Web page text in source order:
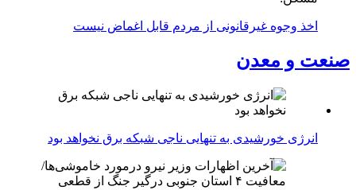
اخذ وجوه غیرقانونی از مردم قابل اغماض نیست
صنعت و معدن
انرژی خورشیدی به تنهایی ناجی شبکه برق نخواهد بود